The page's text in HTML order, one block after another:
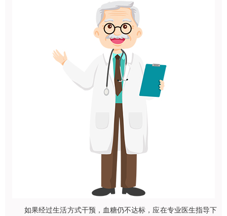
如果经过生活方式干预，血糖仍不达标，应在专业医生指导下